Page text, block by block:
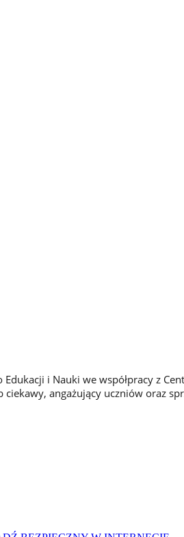
i Nauki we współpracy z
angażujący uczniów oraz